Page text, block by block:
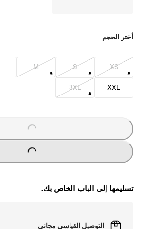
أختر الحجم
XS
S
M
XXL
3XL
L
.
L
.
تسليمها إلى الباب الخاص بك.
التوصيل القياسي مجاني